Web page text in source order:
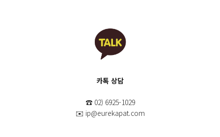
카톡 상담
☎️ 02) 6925-1029
✉️ ip@eurekapat.com